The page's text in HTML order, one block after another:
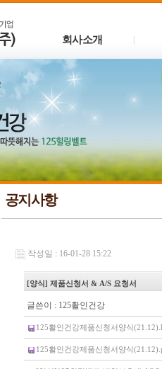
회사소개
공지사항
작성일 : 16-01-28 15:22
[양식] 제품신청서 & A/S 요청서
글쓴이 : 125활인건강
125활인건강제품신청서양식
125활인건강제품신청서양식